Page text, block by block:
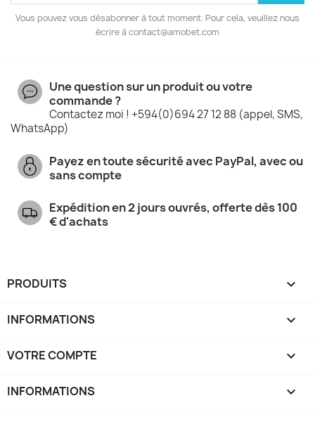
Vous pouvez vous désabonner à tout moment. Pour cela, veuillez nous
écrire à contact@amobet.com
Une question sur un produit ou votre
commande ?
Contactez moi ! +594(0)694 27 12 88 (appel, SMS,
WhatsApp)
Payez en toute sécurité avec PayPal, avec ou
sans compte
Expédition en 2 jours ouvrés, offerte dès 100
€ d'achats
PRODUITS 
INFORMATIONS 
VOTRE COMPTE 
INFORMATIONS keyboard_arrow_down